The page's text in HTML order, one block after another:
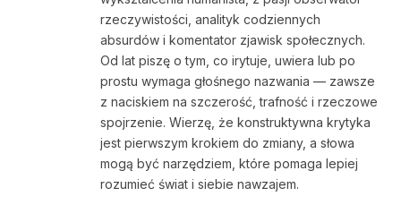
rzeczywistości, analityk codziennych
absurdów i komentator zjawisk społecznych.
Od lat piszę o tym, co irytuje, uwiera lub po
prostu wymaga głośnego nazwania — zawsze
z naciskiem na szczerość, trafność i rzeczowe
spojrzenie. Wierzę, że konstruktywna krytyka
jest pierwszym krokiem do zmiany, a słowa
mogą być narzędziem, które pomaga lepiej
rozumieć świat i siebie nawzajem.